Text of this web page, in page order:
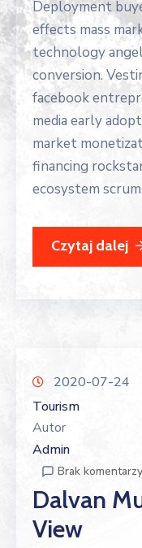
Deployment
effects mass
technology
conversion.
facebook
media early
market
financing
ecosystem
Czytaj dalej
2020-07-24
Tourism
Autor
Admin
Brak komentarzy
Dalvan
View